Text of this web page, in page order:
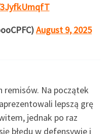
August 9, 2025
remisów. Na początek
lepszą grę
jednak po raz
błędu w defensywie i